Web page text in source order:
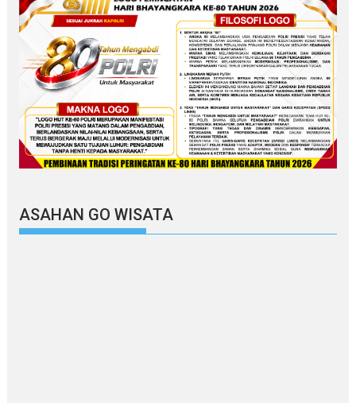
ASAHAN GO WISATA